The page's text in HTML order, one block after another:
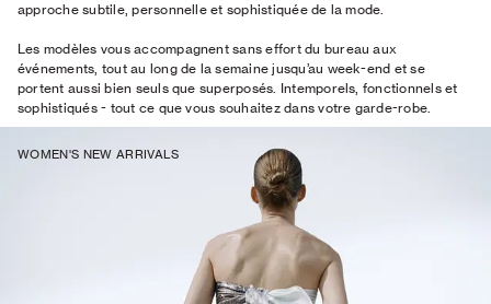
approche subtile, personnelle et sophistiquée de la mode.
Les modèles vous accompagnent sans effort du bureau aux
événements, tout au long de la semaine jusqu’au week-end et se
portent aussi bien seuls que superposés. Intemporels, fonctionnels et
sophistiqués - tout ce que vous souhaitez dans votre garde-robe.
WOMEN'S NEW ARRIVALS